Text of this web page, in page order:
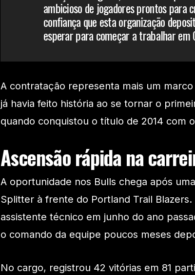
ambicioso de jogadores prontos para
confiança que esta organização
esperar para começar a trabalhar
A contratação representa mais um
já havia feito história ao se tornar o
quando conquistou o título de 2014 com
Ascensão rápida na
A oportunidade nos Bulls chega após
Splitter à frente do Portland Trail
assistente técnico em junho do ano
o comando da equipe poucos meses
No cargo, registrou 42 vitórias em 81